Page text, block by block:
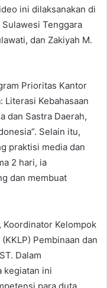
ini dilaksanakan di
Tenggara
dan Zakiyah M.
Prioritas Kantor
Literasi Kebahasaan
dan Sastra Daerah,
Selain itu,
praktisi media dan
2 hari, ia
dan membuat
Koordinator Kelompok
Pembinaan dan
Dalam
kegiatan ini
para duta